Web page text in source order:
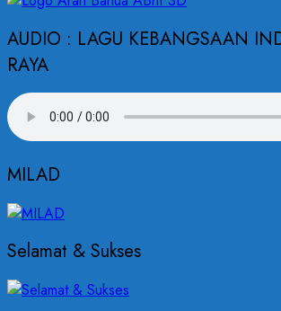
AUDIO : LAGU KEBANGSAAN
RAYA
MILAD
Selamat & Sukses